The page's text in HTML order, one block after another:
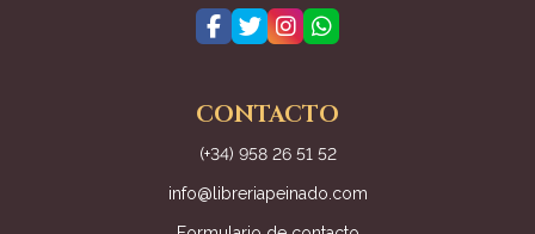
CONTACTO
(+34) 958 26 51 52
info@libreriapeinado.com